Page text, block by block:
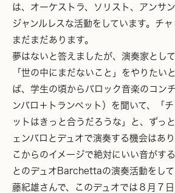
は、オーケストラ、ソリスト、アンサ
ジャンルレスな活動をしています。チ
まだまだあります。
夢はないと答えましたが、演奏家とし
「世の中にまだないこと」をやりたい
ば、学生の頃からバロック音楽のコン
ンバロ＋トランペット）を聞いて、「
ットはきっと合うだろうな」と、ずっ
ェンバロとデュオで演奏する機会はあ
こからのイメージで絶対にいい音がす
とのデュオBarchettaの演奏活動をし
藤紀雄さんで、このデュオでは８月７